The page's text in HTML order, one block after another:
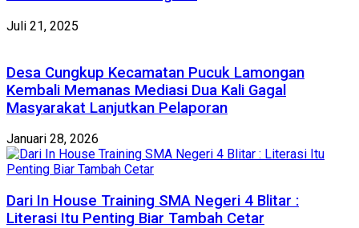
Juli 21, 2025
Desa Cungkup Kecamatan Pucuk Lamongan
Kembali Memanas Mediasi Dua Kali Gagal
Masyarakat Lanjutkan Pelaporan
Januari 28, 2026
Dari In House Training SMA Negeri 4 Blitar :
Literasi Itu Penting Biar Tambah Cetar